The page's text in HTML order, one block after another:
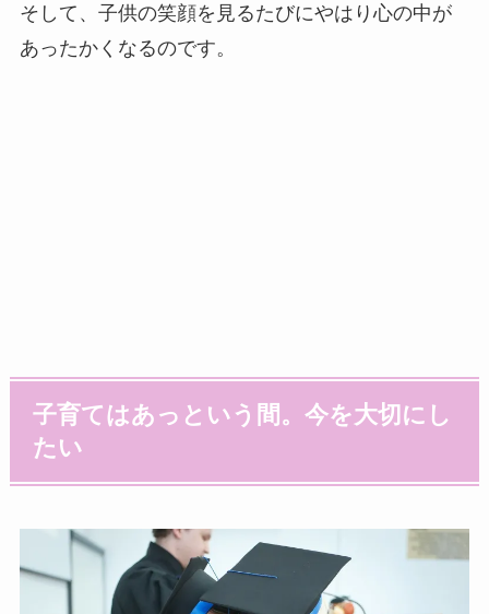
そして、子供の笑顔を見るたびにやはり心の中が
あったかくなるのです。
子育てはあっという間。今を大切にし
たい